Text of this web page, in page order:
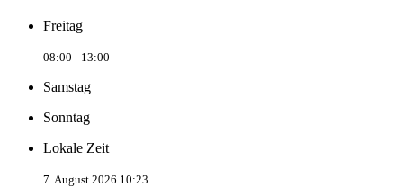
Freitag
08:00 - 13:00
Samstag
Sonntag
Lokale Zeit
7. August 2026 10:23